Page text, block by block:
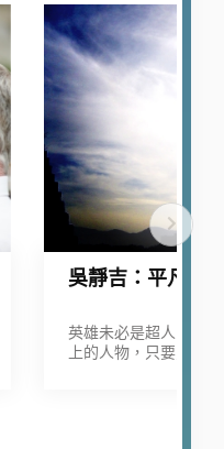
英雄之心
出現在教科書、錢幣
難，認清現實生活的